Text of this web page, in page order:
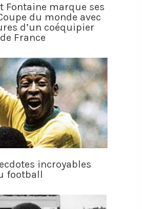
Fontaine marque ses
du monde avec
d’un coéquipier
France
incroyables
football